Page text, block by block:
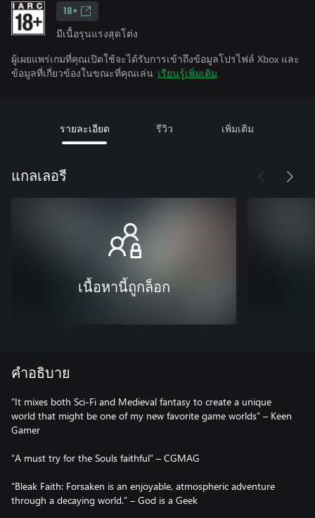
18+
มีเนื้อรุนแรงสุดโต่ง
ผู้เผยแพร่เกมที่คุณเปิดใช้จะได้รับการเข้าถึงข้อมูลโปรไฟล์ Xbox และ
ข้อมูลที่เกี่ยวข้องในขณะที่คุณเล่น เรียนรู้เพิ่มเติม
รายละเอียด รีวิว เพิ่มเติม
แกลเลอรี
เนื้อหานี้ถูกล็อก
คำอธิบาย
“It mixes both Sci-Fi and Medieval fantasy to create a unique
world that might be one of my new favorite game worlds” – Keen
Gamer
“A must try for the Souls faithful” – CGMAG
“Bleak Faith: Forsaken is an enjoyable, atmospheric adventure
through a decaying world.” – God is a Geek